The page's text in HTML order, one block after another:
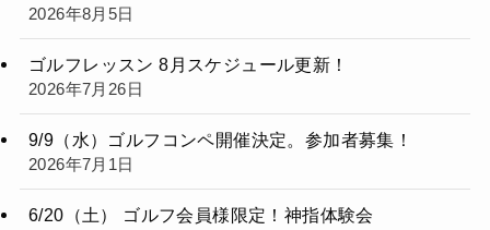
2026年8月5日
ゴルフレッスン 8月スケジュール更新！
2026年7月26日
9/9（水）ゴルフコンペ開催決定。参加者募集！
2026年7月1日
6/20（土） ゴルフ会員様限定！神指体験会